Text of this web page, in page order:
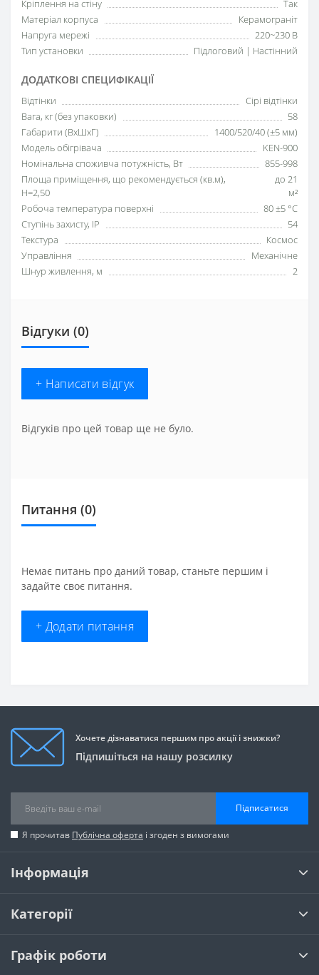
Кріплення на стіну
Так
Матеріал корпуса
Керамограніт
Напруга мережі
220~230 В
Тип установки
Підлоговий | Настінний
ДОДАТКОВІ СПЕЦИФІКАЦІЇ
Відтінки
Сірі відтінки
Вага, кг (без упаковки)
58
Габарити (ВхШхГ)
1400/520/40 (±5 мм)
Модель обігрівача
KEN-900
Номінальна споживча потужність, Вт
855-998
Площа приміщення, що рекомендується (кв.м),
H=2,50
до 21
м²
Робоча температура поверхні
80 ±5 °С
Ступінь захисту, IP
54
Текстура
Космос
Управління
Механічне
Шнур живлення, м
2
Відгуки (0)
+ Написати відгук
Відгуків про цей товар ще не було.
Питання (0)
Немає питань про даний товар, станьте першим і
задайте своє питання.
+ Додати питання
Хочете дізнаватися першим про акції і знижки?
Підпишіться на нашу розсилку
Підписатися
Я прочитав Публічна оферта і згоден з вимогами
Інформація
Категорії
Графік роботи